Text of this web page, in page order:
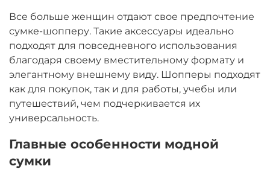
Все больше женщин отдают свое предпочтение
сумке-шопперу. Такие аксессуары идеально
подходят для повседневного использования
благодаря своему вместительному формату и
элегантному внешнему виду. Шопперы подходят
как для покупок, так и для работы, учебы или
путешествий, чем подчеркивается их
универсальность.
Главные особенности модной
сумки